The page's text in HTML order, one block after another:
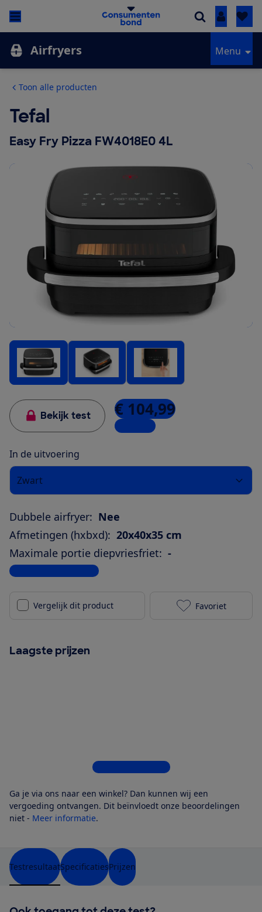
Inloggen
Airfryers Menu
Toon alle producten
Tefal
Easy Fry Pizza FW4018E0 4L
Bekijk test € 104,99
4 winkels
In de uitvoering
Zwart
Dubbele airfryer: Nee
Afmetingen (hxbxd): 20x40x35 cm
Maximale portie diepvriesfriet: -
Bekijk alle specificaties
Vergelijk dit product Tefal Easy
Favoriet
Laagste prijzen
Bekijk alle 4 winkels
Ga je via ons naar een winkel? Dan kunnen wij een
vergoeding ontvangen. Dit beïnvloedt onze beoordelingen
niet - Meer informatie.
TestresultaatSpecificatiesPrijzen